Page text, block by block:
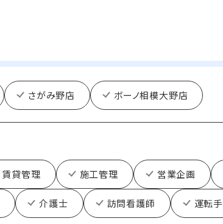
さがみ野店 ボーノ相模大野店
賃貸管理 施工管理 営業企画
介護士 訪問看護師 運転手